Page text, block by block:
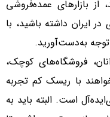
از بازار‌های عمده‌فروشی
ایران داشته باشید، با
به‌دست‌آورید.
فروشگاه‌های کوچک،
با ریسک کم تجربه
است. البته باید به